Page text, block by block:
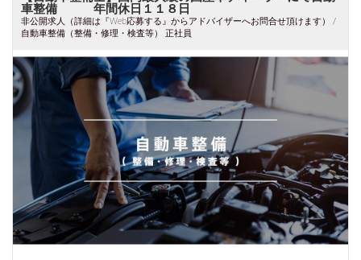
車整備 年間休日１１８日
非公開求人（詳細は『Web応募する』からアドバイザーへお問合せ頂けます） /
自動車整備（整備・修理・検査等） 正社員